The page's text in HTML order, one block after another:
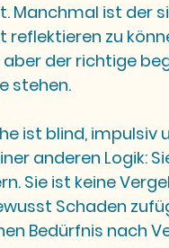
Manchmal ist der
zu
der richtige
stehen.
ist blind,
anderen Logik:
Sie ist keine
Schaden
Bedürfnis nach